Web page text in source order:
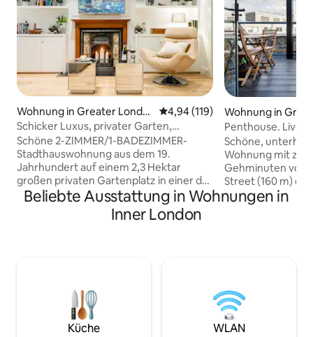
Wohnung in Greater Londo
n
Durchschnittliche Bewertung:
4,94 (119)
Schicker Luxus, privater Garten,
Klimaanlage und Extras
Schöne 2-ZIMMER/1-BADEZIMMER-
Stadthauswohnung aus dem 19.
Jahrhundert auf einem 2,3 Hektar
großen privaten Gartenplatz in einer der
gehobensten, sichersten und
bequemsten Lagen Londons für Touren
zu den wichtigsten Sehenswürdigkeiten.
und Geschäfte sind 5–10 Gehminuten
entfernt. Hervorragender Stil und
Komfort mit luxuriösen Möbeln, ultra-
komfortablen Betten,
Wohnung in
n
Penthouse.
Dachterrasse &
Schöne,
Wohnung mit
Gehminuten vom
Street (160 m)
über den beiden
wunderbaren
Dach mit
Penthouse ist
Spezifikation,
Klimaanlage
Beliebte Ausstattung in Wohnungen in
Inner London
Küche WLAN